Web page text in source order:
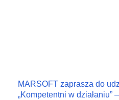
MARSOFT zaprasza do
„Kompetentni w działaniu”